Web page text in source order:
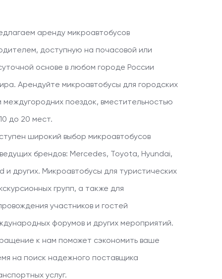
аренду микроавтобусов
доступную на почасовой или
основе в любом городе России
Арендуйте микроавтобусы для городских
междугородних поездок, вместительностью
до 20 мест.
широкий выбор микроавтобусов
брендов: Mercedes, Toyota, Hyundai,
и других. Микроавтобусы для туристических
групп, а также для
участников и гостей
форумов и других мероприятий.
к нам поможет сэкономить ваше
на поиск надежного поставщика
услуг.